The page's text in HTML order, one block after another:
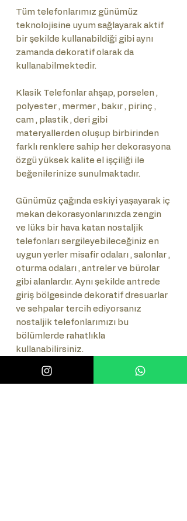
Tüm telefonlarımız günümüz
teknolojisine uyum sağlayarak aktif
bir şekilde kullanabildiği gibi aynı
zamanda dekoratif olarak da
kullanabilmektedir.
Klasik Telefonlar ahşap, porselen ,
polyester , mermer , bakır , pirinç ,
cam , plastik , deri gibi
materyallerden oluşup birbirinden
farklı renklere sahip her dekorasyona
özgü yüksek kalite el işçiliği ile
beğenilerinize sunulmaktadır.
Günümüz çağında eskiyi yaşayarak iç
mekan dekorasyonlarınızda zengin
ve lüks bir hava katan nostaljik
telefonları sergileyebileceğiniz en
uygun yerler misafir odaları , salonlar ,
oturma odaları , antreler ve bürolar
gibi alanlardır. Aynı şekilde antrede
giriş bölgesinde dekoratif dresuarlar
ve sehpalar tercih ediyorsanız
nostaljik telefonlarımızı bu
bölümlerde rahatlıkla
kullanabilirsiniz.
Önemli Not